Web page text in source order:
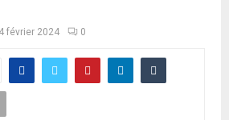
février 2024 0